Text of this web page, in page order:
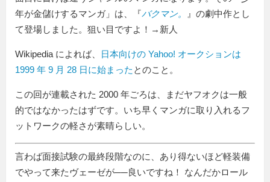
年が金儲けするマンガ」は、『バクマン。
』の劇中作とし
て登場しました。狙い目ですよ！→新人
Wikipedia によれば、
日本向けの Yahoo! オークションは
1999 年 9 月 28 日に始まった とのこと。
この回が連載された 2000 年ごろは、まだヤフオクは一般
的ではなかったはずです。いち早くマンガに取り入れるフ
ットワークの軽さが素晴らしい。
言わば面接試験の最終段階なのに、あり得ないほど軽装備
でやって来たヴェーゼが──良いですね！ なんだかロール